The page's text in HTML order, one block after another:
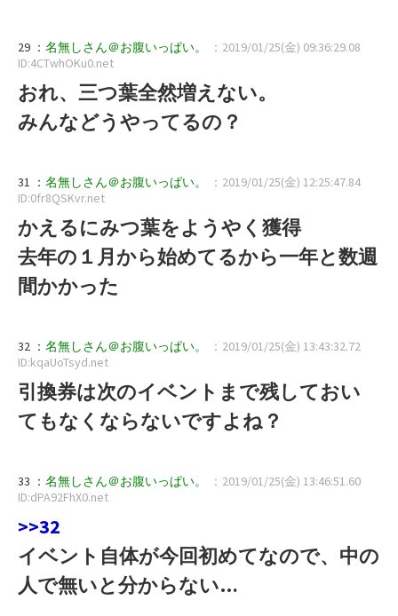
29 ： 名無しさん＠お腹いっぱい。
：2019/01/25(金) 09:36:29.08
ID:4CTwhOKu0.net
おれ、三つ葉全然増えない。
みんなどうやってるの？
31 ： 名無しさん＠お腹いっぱい。
：2019/01/25(金) 12:25:47.84
ID:0fr8QSKvr.net
かえるにみつ葉をようやく獲得
去年の１月から始めてるから一年と数週
間かかった
32 ： 名無しさん＠お腹いっぱい。
：2019/01/25(金) 13:43:32.72
ID:kqaUoTsyd.net
引換券は次のイベントまで残しておい
てもなくならないですよね？
33 ： 名無しさん＠お腹いっぱい。
：2019/01/25(金) 13:46:51.60
ID:dPA92FhX0.net
>>32
イベント自体が今回初めてなので、中の
人で無いと分からない…